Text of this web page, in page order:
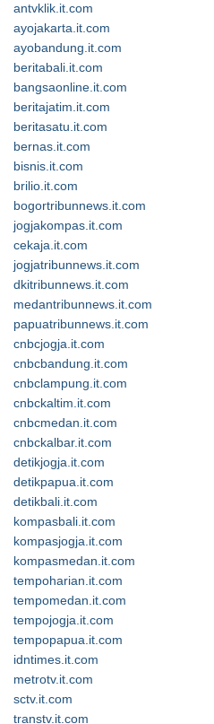
antvklik.it.com
ayojakarta.it.com
ayobandung.it.com
beritabali.it.com
bangsaonline.it.com
beritajatim.it.com
beritasatu.it.com
bernas.it.com
bisnis.it.com
brilio.it.com
bogortribunnews.it.com
jogjakompas.it.com
cekaja.it.com
jogjatribunnews.it.com
dkitribunnews.it.com
medantribunnews.it.com
papuatribunnews.it.com
cnbcjogja.it.com
cnbcbandung.it.com
cnbclampung.it.com
cnbckaltim.it.com
cnbcmedan.it.com
cnbckalbar.it.com
detikjogja.it.com
detikpapua.it.com
detikbali.it.com
kompasbali.it.com
kompasjogja.it.com
kompasmedan.it.com
tempoharian.it.com
tempomedan.it.com
tempojogja.it.com
tempopapua.it.com
idntimes.it.com
metrotv.it.com
sctv.it.com
transtv.it.com